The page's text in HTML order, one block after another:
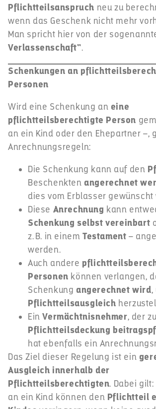
Pflichtteilsanspruch neu zu
wenn das Geschenk nicht mehr
Man spricht hier von der
Verlassenschaft“.
Schenkungen an
Personen
Wird eine Schenkung an eine
pflichtteilsberechtigte Person
an ein Kind oder den Ehepartner –,
Anrechnungsregeln:
Die Schenkung kann auf den
Beschenkten angerechnet
dies vom Erblasser gewünscht
Diese Anrechnung kann
Schenkung selbst vereinbart
z. B. in einem Testament –
werden.
Auch andere
Personen können verlangen,
Schenkung angerechnet wird,
Pflichtteilsausgleich
EinVermächtnisnehmer, der
Pflichtteilsdeckung
hat ebenfalls ein
Das Ziel dieser Regelung ist ein
Ausgleich innerhalb der
Pflichtteilsberechtigten. Dabei
an ein Kind können den Pflichtteil